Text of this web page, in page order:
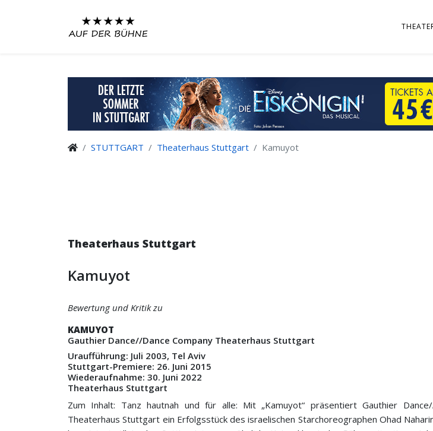
STUTTGART Theaterhaus Stuttgart Kamuyot
Theaterhaus Stuttgart
Kamuyot
Bewertung und Kritik zu
KAMUYOT
Gauthier Dance//Dance Company Theaterhaus Stuttgart
Uraufführung: Juli 2003, Tel Aviv
Stuttgart-Premiere: 26. Juni 2015
Wiederaufnahme: 30. Juni 2022
Theaterhaus Stuttgart
Zum Inhalt: Tanz hautnah und für alle: Mit „Kamuyot“ präsentiert Gauthier
Theaterhaus Stuttgart ein Erfolgsstück des israelischen Starchoreographen Ohad